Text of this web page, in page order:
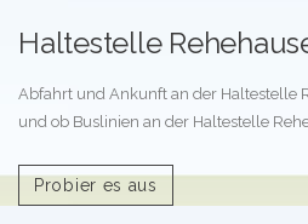
Haltestelle
Abfahrt und Ankunft an der Haltestelle
und ob Buslinien an der Haltestelle
Probier es aus